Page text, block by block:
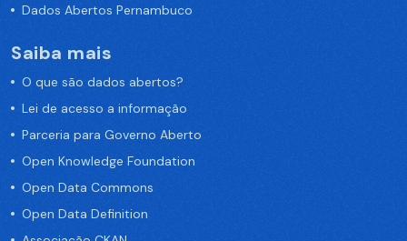
Dados Abertos Pernambuco
Saiba mais
O que são dados abertos?
Lei de acesso a informação
Parceria para Governo Aberto
Open Knowledge Foundation
Open Data Commons
Open Data Definition